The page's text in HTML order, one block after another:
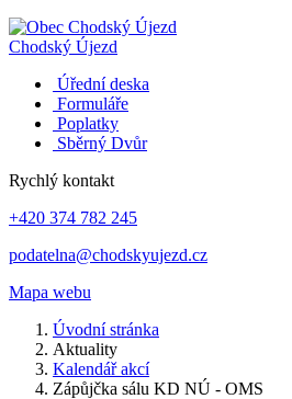
Chodský Újezd
Úřední deska
Formuláře
Poplatky
Sběrný Dvůr
Rychlý kontakt
+420 374 782 245
podatelna@chodskyujezd.cz
Mapa webu
Úvodní stránka
Aktuality
Kalendář akcí
Zápůjčka sálu KD NÚ - OMS